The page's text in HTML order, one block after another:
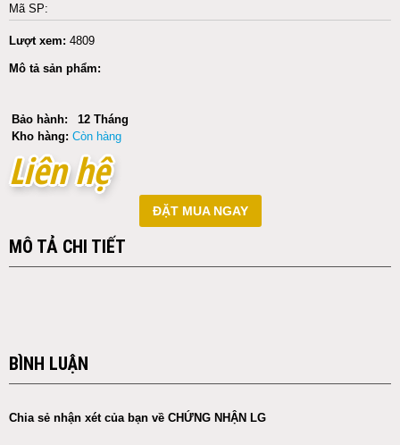
Mã SP:
Lượt xem: 4809
Mô tả sản phẩm:
Bảo hành:
12 Tháng
Kho hàng: Còn hàng
Liên hệ
Liên hệ
ĐẶT MUA NGAY
MÔ TẢ CHI TIẾT
BÌNH LUẬN
Chia sẻ nhận xét của bạn về CHỨNG NHẬN LG